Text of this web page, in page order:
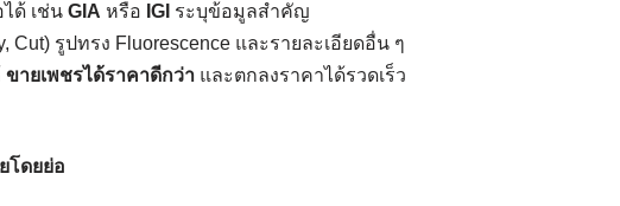
ด้ เช่น GIA หรือ IGI ระบุข้อมูลสำคัญ
Cut) รูปทรง Fluorescence และรายละเอียดอื่น ๆ
ขายเพชรได้ราคาดีกว่า และตกลงราคาได้รวดเร็ว
โดยย่อ